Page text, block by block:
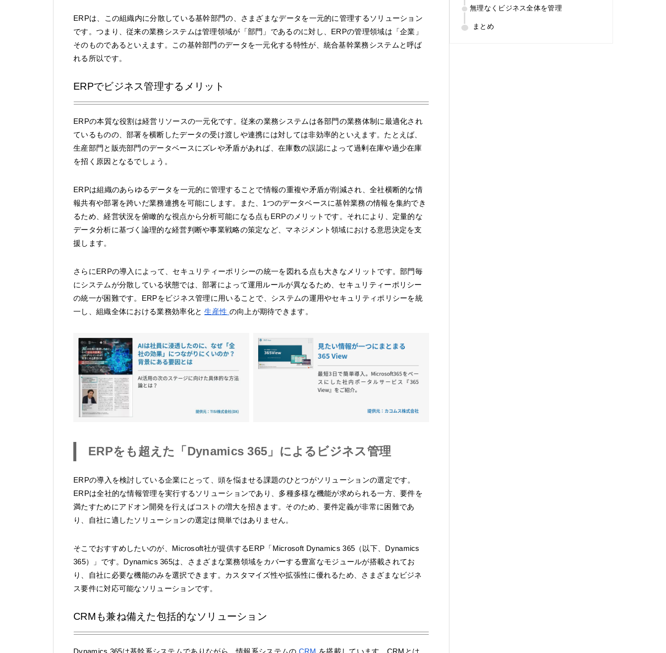
ERPは、この組織内に分散している基幹部門の、さまざまなデータを一元的に管理するソリューション
です。つまり、従来の業務システムは管理領域が「部門」であるのに対し、ERPの管理領域は「企業」
そのものであるといえます。この基幹部門のデータを一元化する特性が、統合基幹業務システムと呼ば
れる所以です。
ERPでビジネス管理するメリット
ERPの本質な役割は経営リソースの一元化です。従来の業務システムは各部門の業務体制に最適化され
ているものの、部署を横断したデータの受け渡しや連携には対しては非効率的といえます。たとえば、
生産部門と販売部門のデータベースにズレや矛盾があれば、在庫数の誤認によって過剰在庫や過少在庫
を招く原因となるでしょう。
ERPは組織のあらゆるデータを一元的に管理することで情報の重複や矛盾が削減され、全社横断的な情
報共有や部署を跨いだ業務連携を可能にします。また、1つのデータベースに基幹業務の情報を集約でき
るため、経営状況を俯瞰的な視点から分析可能になる点もERPのメリットです。それにより、定量的な
データ分析に基づく論理的な経営判断や事業戦略の策定など、マネジメント領域における意思決定を支
援します。
さらにERPの導入によって、セキュリティーポリシーの統一を図れる点も大きなメリットです。部門毎
にシステムが分散している状態では、部署によって運用ルールが異なるため、セキュリティーポリシー
の統一が困難です。ERPをビジネス管理に用いることで、システムの運用やセキュリティポリシーを統
一し、組織全体における業務効率化と生産性 の向上が期待できます。
ERPをも超えた「Dynamics 365」によるビジネス管理
ERPの導入を検討している企業にとって、頭を悩ませる課題のひとつがソリューションの選定です。
ERPは全社的な情報管理を実行するソリューションであり、多種多様な機能が求められる一方、要件を
満たすためにアドオン開発を行えばコストの増大を招きます。そのため、要件定義が非常に困難であ
り、自社に適したソリューションの選定は簡単ではありません。
そこでおすすめしたいのが、Microsoft社が提供するERP「Microsoft Dynamics 365（以下、Dynamics
365）」です。Dynamics 365は、さまざまな業務領域をカバーする豊富なモジュールが搭載されてお
り、自社に必要な機能のみを選択できます。カスタマイズ性や拡張性に優れるため、さまざまなビジネ
ス要件に対応可能なソリューションです。
CRMも兼ね備えた包括的なソリューション
無理なくビジネス全体を管理
まとめ